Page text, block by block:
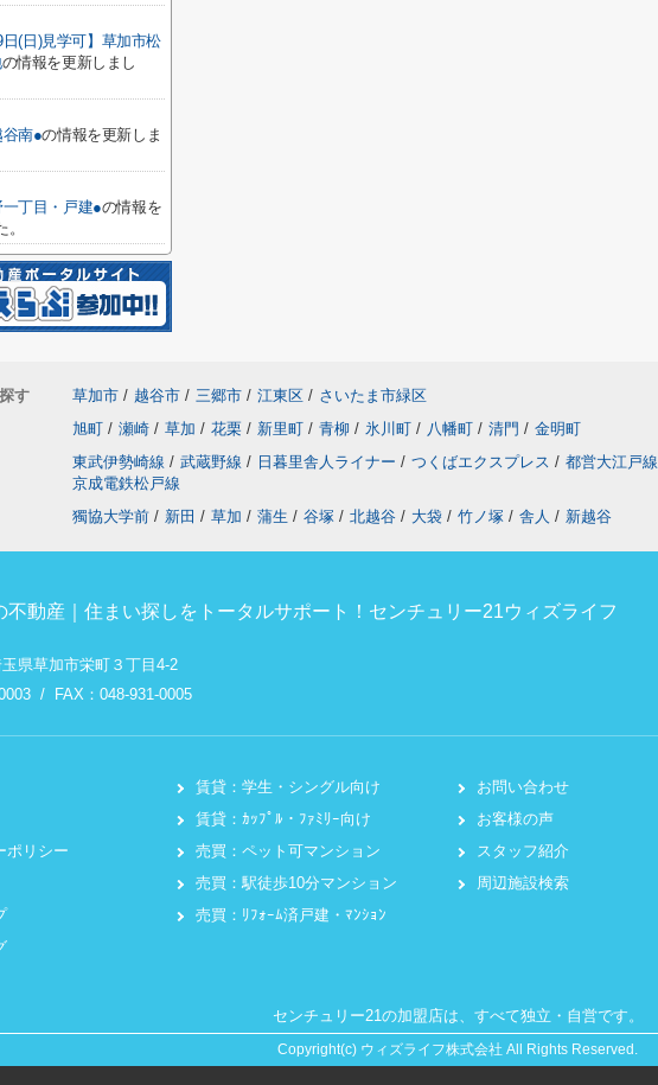
日(日)見学可】草加市松
の情報を更新しまし
谷南●の情報を更新しま
丁目・戸建●の情報を
す 草加市 / 越谷市 / 三郷市 / 江東区 / さいたま市緑区
旭町 / 瀬崎 / 草加 / 花栗 / 新里町 / 青柳 / 氷川町 / 八幡町 / 清門 / 金明町
東武伊勢崎線 / 武蔵野線 / 日暮里舎人ライナー / つくばエクスプレス / 都営大江戸線
京成電鉄松戸線
獨協大学前 / 新田 / 草加 / 蒲生 / 谷塚 / 北越谷 / 大袋 / 竹ノ塚 / 舎人 / 新越谷
不動産｜住まい探しをトータルサポート！センチュリー21ウィズライフ
県草加市栄町３丁目4-2
/ FAX：048-931-0005
ポリシー
賃貸：学生・シングル向け
賃貸：ｶｯﾌﾟﾙ・ﾌｧﾐﾘｰ向け
売買：ペット可マンション
売買：駅徒歩10分マンション
売買：ﾘﾌｫｰﾑ済戸建・ﾏﾝｼｮﾝ
お問い合わせ
お客様の声
スタッフ紹介
周辺施設検索
センチュリー21の加盟店は、すべて独立・自営です。
Copyright(c) ウィズライフ株式会社 All Rights Reserved.